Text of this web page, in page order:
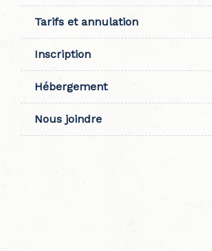
Tarifs et annulation
Inscription
Hébergement
Nous joindre